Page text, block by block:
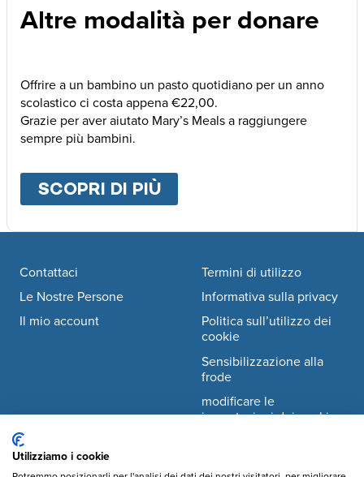
Altre modalità per donare
Offrire a un bambino un pasto quotidiano per un anno
scolastico ci costa appena €22,00.
Grazie per aver aiutato Mary’s Meals a raggiungere
sempre più bambini.
SCOPRI DI PIÙABOUT
Footer navigation
© Mary's Meals Italia ODVcompany information
Contattaci
Le Nostre Persone
Il mio account
Termini di utilizzo
Informativa sulla privacy
Politica sull’utilizzo dei
cookie
Sensibilizzazione alla
frode
modificare le
impostazioni dei cookie
Facebook
Utilizziamo i cookie